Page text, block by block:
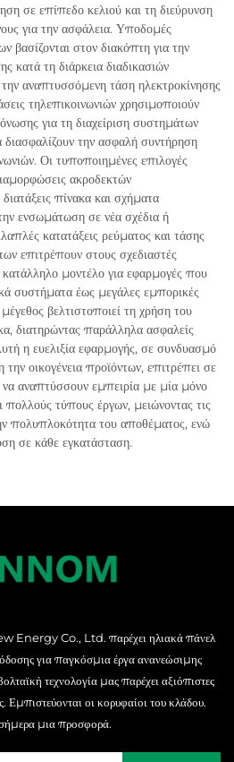
σε επίπεδο κελιού και τη διεύρυνση
για την ασφάλεια. Υποδομές
βασίζονται στον διακόπτη για την
τη διάρκεια διαδικασιών
αναπτυσσόμενη τάση ηλεκτροκίνησης
τηλεπικοινωνιών χρησιμοποιούν
για τη διαχείριση συστημάτων
διασφαλίζουν την ασφαλή συντήρηση
Οι τυποποιημένες επιλογές
ακροδεκτών
πίνακα και σχήματα
ενσωμάτωση σε νέα σχέδια ή
κατατάξεις ρεύματος και τάσης
επιτρέπουν στους σχεδιαστές
μοντέλο για εφαρμογές που
συστήματα έως μεγάλες εμπορικές
βελτιστοποιεί τη χρήση του
διατηρώντας παράλληλα ασφαλείς
η ευελιξία εφαρμογής, σε συνδυασμό
οικογένεια προϊόντων, επιτρέπει σε
να αναπτύσσουν εμπειρία με μία μόνο
τύπους έργων, μειώνοντας τις
πολυπλοκότητα του αποθέματος, ενώ
σε κάθε εγκατάσταση.
Co., Ltd. παρέχει ηλιακά πάνελ
για παγκόσμια έργα ανανεώσιμης
τεχνολογία μας παρέχει αξιόπιστες
Εμπιστεύονται οι κορυφαίοι του κλάδου.
μια προσφορά.